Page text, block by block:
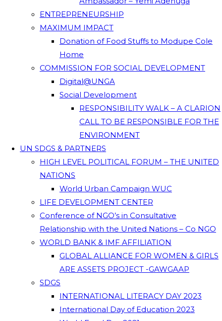
ENTREPRENEURSHIP
MAXIMUM IMPACT
Donation of Food Stuffs to Modupe Cole
Home
COMMISSION FOR SOCIAL DEVELOPMENT
Digital@UNGA
Social Development
RESPONSIBILITY WALK – A CLARION
CALL TO BE RESPONSIBLE FOR THE
ENVIRONMENT
UN SDGS & PARTNERS
HIGH LEVEL POLITICAL FORUM – THE UNITED
NATIONS
World Urban Campaign WUC
LIFE DEVELOPMENT CENTER
Conference of NGO’s in Consultative
Relationship with the United Nations – Co NGO
WORLD BANK & IMF AFFILIATION
GLOBAL ALLIANCE FOR WOMEN & GIRLS
ARE ASSETS PROJECT -GAWGAAP
SDGS
INTERNATIONAL LITERACY DAY 2023
International Day of Education 2023